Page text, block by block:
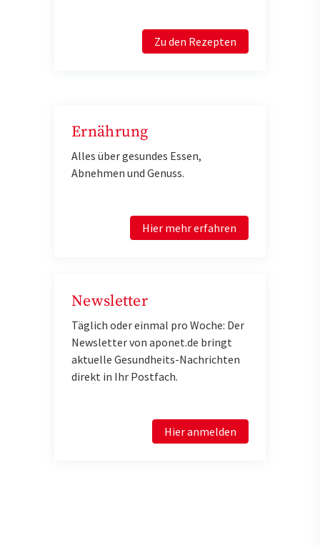
Zu den Rezepten
Ernährung
Alles über gesundes Essen,
Abnehmen und Genuss.
Hier mehr erfahren
Newsletter
Täglich oder einmal pro Woche: Der
Newsletter von aponet.de bringt
aktuelle Gesundheits-Nachrichten
direkt in Ihr Postfach.
Hier anmelden